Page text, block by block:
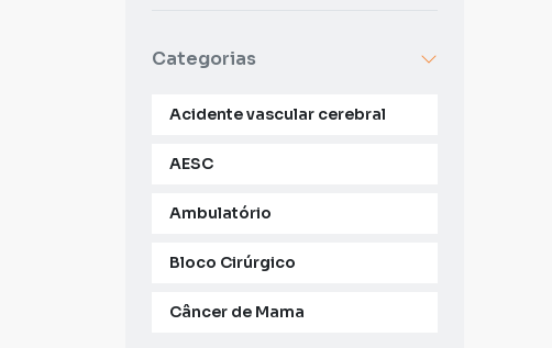
Categorias
Acidente vascular cerebral
AESC
Ambulatório
Bloco Cirúrgico
Câncer de Mama